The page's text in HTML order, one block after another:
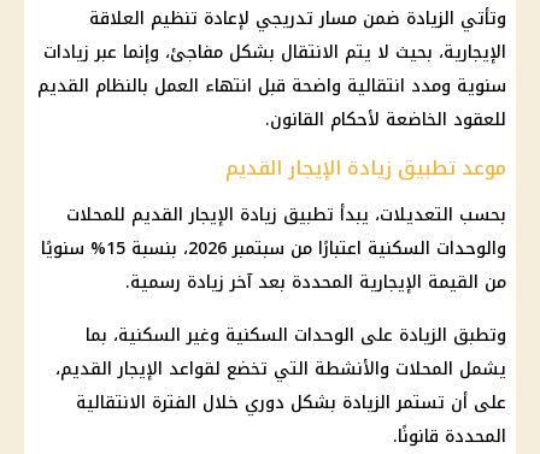
وتأتي الزيادة ضمن مسار تدريجي لإعادة تنظيم العلاقة
الإيجارية، بحيث لا يتم الانتقال بشكل مفاجئ، وإنما عبر زيادات
سنوية ومدد انتقالية واضحة قبل انتهاء العمل بالنظام القديم
للعقود الخاضعة لأحكام القانون.
موعد تطبيق زيادة الإيجار القديم
بحسب التعديلات، يبدأ تطبيق زيادة الإيجار القديم للمحلات
والوحدات السكنية اعتبارًا من سبتمبر 2026، بنسبة 15% سنويًا
من القيمة الإيجارية المحددة بعد آخر زيادة رسمية.
وتطبق الزيادة على الوحدات السكنية وغير السكنية، بما
يشمل المحلات والأنشطة التي تخضع لقواعد الإيجار القديم،
على أن تستمر الزيادة بشكل دوري خلال الفترة الانتقالية
المحددة قانونًا.